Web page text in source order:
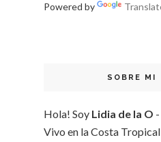
Powered by
SOBRE MI
Hola! Soy Lidia de la O -
Vivo en la Costa